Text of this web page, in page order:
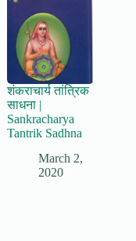
शंकराचार्य तांत्रिक
साधना |
Sankracharya
Tantrik Sadhna
March 2,
2020